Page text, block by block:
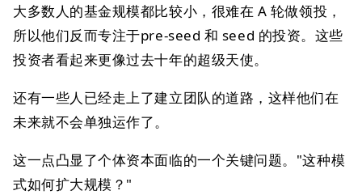
大多数人的基金规模都比较小，很难在 A 轮做领投，
所以他们反而专注于pre-seed 和 seed 的投资。这些
投资者看起来更像过去十年的超级天使。
还有一些人已经走上了建立团队的道路，这样他们在
未来就不会单独运作了。
这一点凸显了个体资本面临的一个关键问题。"这种模
式如何扩大规模？"